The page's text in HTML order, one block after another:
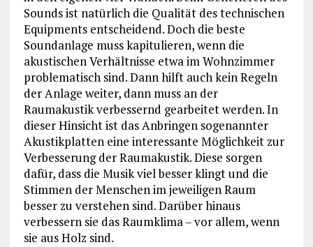
Sounds ist natürlich die Qualität des technischen
Equipments entscheidend. Doch die beste
Soundanlage muss kapitulieren, wenn die
akustischen Verhältnisse etwa im Wohnzimmer
problematisch sind. Dann hilft auch kein Regeln
der Anlage weiter, dann muss an der
Raumakustik verbessernd gearbeitet werden. In
dieser Hinsicht ist das Anbringen sogenannter
Akustikplatten eine interessante Möglichkeit zur
Verbesserung der Raumakustik. Diese sorgen
dafür, dass die Musik viel besser klingt und die
Stimmen der Menschen im jeweiligen Raum
besser zu verstehen sind. Darüber hinaus
verbessern sie das Raumklima – vor allem, wenn
sie aus Holz sind.